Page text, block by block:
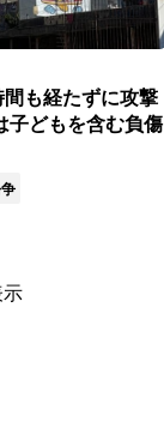
も経たずに攻撃
どもを含む負傷